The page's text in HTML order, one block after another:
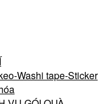
Washi tape-Sticker